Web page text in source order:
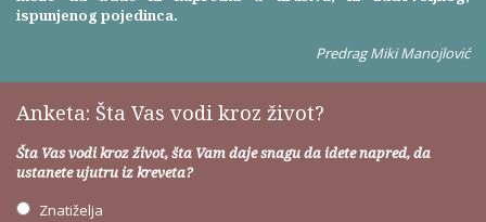
ispunjenog pojedinca.
Predrag Miki Manojlović
Anketa: Šta Vas vodi kroz život?
Šta Vas vodi kroz život, šta Vam daje snagu da idete napred, da
ustanete ujutru iz kreveta?
Znatiželja